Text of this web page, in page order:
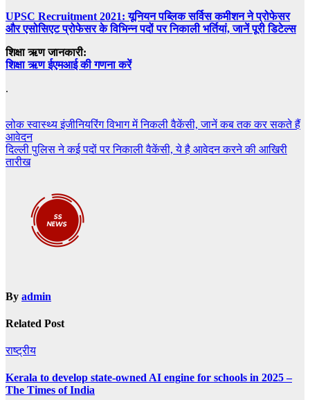
UPSC Recruitment 2021: यूनियन पब्लिक सर्विस कमीशन ने प्रोफेसर
और एसोसिएट प्रोफेसर के विभिन्न पदों पर निकाली भर्तियां, जानें पूरी डिटेल्स
शिक्षा ऋण जानकारी:
शिक्षा ऋण ईएमआई की गणना करें
.
Post
navigation
लोक स्वास्थ्य इंजीनियरिंग विभाग में निकली वैकेंसी, जानें कब तक कर सकते हैं
आवेदन
दिल्ली पुलिस ने कई पदों पर निकाली वैकेंसी, ये है आवेदन करने की आखिरी
तारीख
By admin
Related Post
राष्ट्रीय
Kerala to develop state-owned AI engine for schools in 2025 –
The Times of India